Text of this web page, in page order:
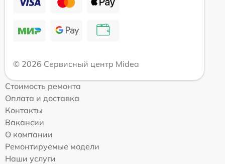
© 2026 Сервисный центр Midea
Стоимость ремонта
Оплата и доставка
Контакты
Вакансии
О компании
Ремонтируемые модели
Наши услуги